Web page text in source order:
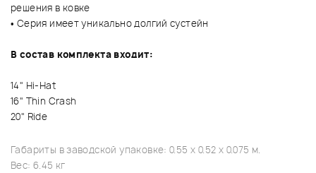
решения в ковке
• Серия имеет уникально долгий сустейн
В состав комплекта входит:
14" Hi-Hat
16" Thin Crash
20" Ride
Габариты в заводской упаковке: 0.55 x 0.52 x 0.075 м.
Вес: 6.45 кг